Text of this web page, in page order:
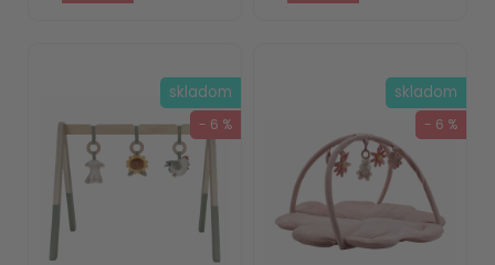
skladom
- 6 %
skladom
- 6 %